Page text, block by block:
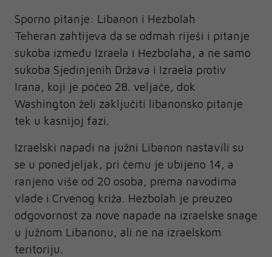
Sporno pitanje: Libanon i Hezbolah
Teheran zahtijeva da se odmah riješi i pitanje
sukoba između Izraela i Hezbolaha, a ne samo
sukoba Sjedinjenih Država i Izraela protiv
Irana, koji je počeo 28. veljače, dok
Washington želi zaključiti libanonsko pitanje
tek u kasnijoj fazi.
Izraelski napadi na južni Libanon nastavili su
se u ponedjeljak, pri čemu je ubijeno 14, a
ranjeno više od 20 osoba, prema navodima
vlade i Crvenog križa. Hezbolah je preuzeo
odgovornost za nove napade na izraelske snage
u južnom Libanonu, ali ne na izraelskom
teritoriju.